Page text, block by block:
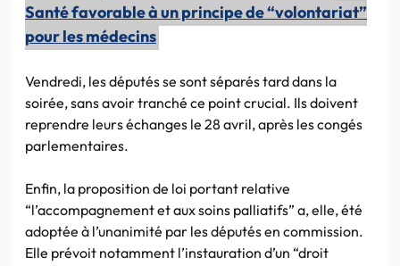
Santé favorable à un principe de “volontariat”
pour les médecins
Vendredi, les députés se sont séparés tard dans la
soirée, sans avoir tranché ce point crucial. Ils doivent
reprendre leurs échanges le 28 avril, après les congés
parlementaires.
Enfin, la proposition de loi portant relative
“l’accompagnement et aux soins palliatifs” a, elle, été
adoptée à l’unanimité par les députés en commission.
Elle prévoit notamment l’instauration d’un “droit